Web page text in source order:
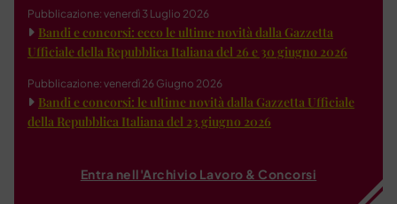
Pubblicazione: venerdì 3 Luglio 2026
Bandi e concorsi: ecco le ultime novità dalla Gazzetta
Ufficiale della Repubblica Italiana del 26 e 30 giugno 2026
Pubblicazione: venerdì 26 Giugno 2026
Bandi e concorsi: le ultime novità dalla Gazzetta Ufficiale
della Repubblica Italiana del 23 giugno 2026
Entra nell'Archivio Lavoro & Concorsi